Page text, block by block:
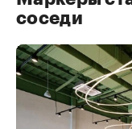
соседи